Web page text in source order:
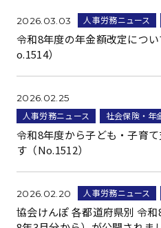
2026.03.03 人事労務ニュース
令和8年度の年金額改定につ
o.1514）
2026.02.25
人事労務ニュース 社会保険・年
令和8年度から子ども・子育
す（No.1512）
2026.02.20 人事労務ニュース
協会けんぽ 各都道府県別 令